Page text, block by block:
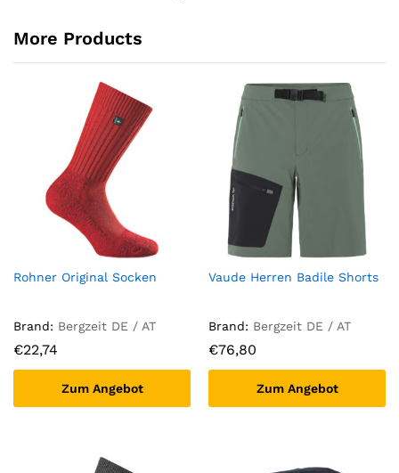
More Products
Rohner Original Socken
Brand: Bergzeit DE / AT
€22,74
Zum Angebot
Vaude Herren Badile Shorts
Brand: Bergzeit DE / AT
€76,80
Zum Angebot